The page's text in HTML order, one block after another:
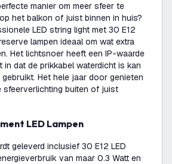
manier om meer sfeer te
het balkon of juist binnen in huis?
LED string light met 30 E12
lampen ideaal om wat extra
Het lichtsnoer heeft een IP-waarde
in dat de prikkabel waterdicht is kan
Het hele jaar door genieten
sfeerverlichting buiten of juist
LED Lampen
geleverd inclusief 30 E12 LED
van maar 0.3 Watt en